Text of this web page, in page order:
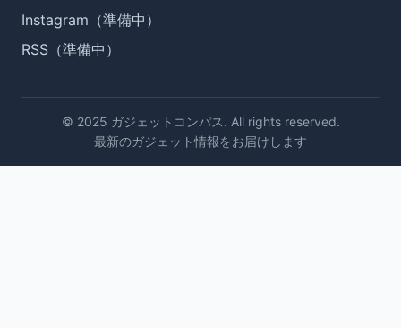
Instagram（準備中）
RSS（準備中）
© 2025 ガジェットコンパス. All rights reserved.
最新のガジェット情報をお届けします